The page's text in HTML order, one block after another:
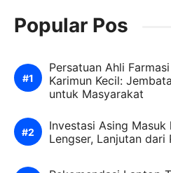
Popular Pos
Persatuan Ahli
Karimun Kecil:
untuk Masyarakat
Investasi Asing Masuk
Lengser, Lanjutan